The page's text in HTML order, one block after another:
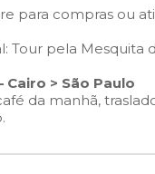
para compras ou
Tour pela Mesquita
Cairo > São Paulo
da manhã,